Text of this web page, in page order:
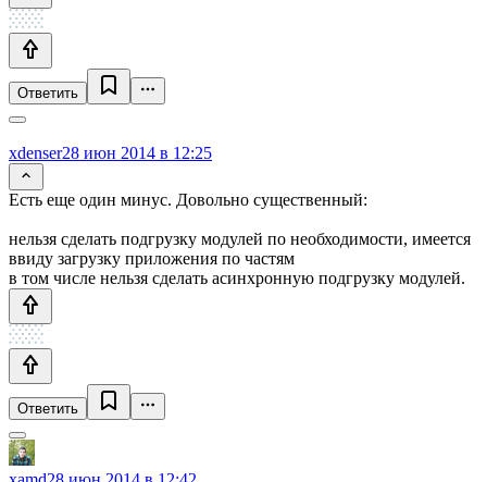
Ответить
xdenser28 июн 2014 в 12:25
Есть еще один минус. Довольно существенный:
нельзя сделать подгрузку модулей по необходимости, имеется
ввиду загрузку приложения по частям
в том числе нельзя сделать асинхронную подгрузку модулей.
Ответить